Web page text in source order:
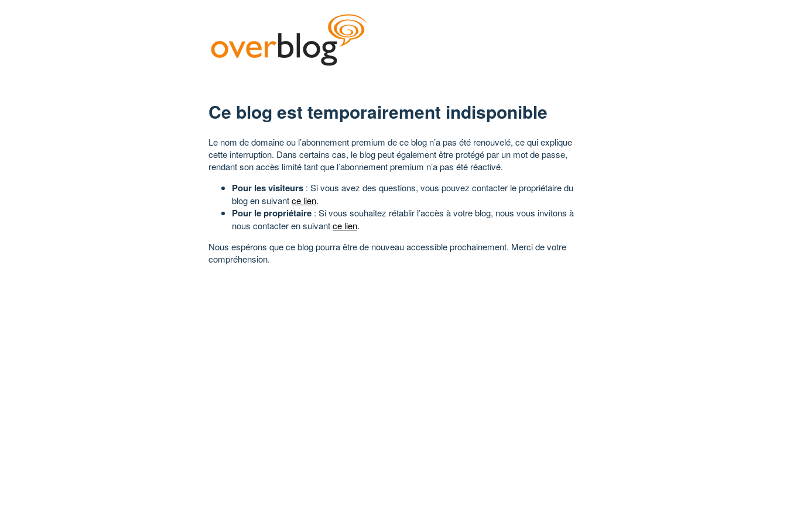
Ce blog est temporairement indisponible
Le nom de domaine ou l’abonnement premium de ce blog n’a pas été renouvelé, ce qui explique
cette interruption. Dans certains cas, le blog peut également être protégé par un mot de passe,
rendant son accès limité tant que l’abonnement premium n’a pas été réactivé.
Pour les visiteurs : Si vous avez des questions, vous pouvez contacter le propriétaire du
blog en suivantce lien.
Pour le propriétaire : Si vous souhaitez rétablir l’accès à votre blog, nous vous invitons à
nous contacter en suivantce lien.
Nous espérons que ce blog pourra être de nouveau accessible prochainement. Merci de votre
compréhension.